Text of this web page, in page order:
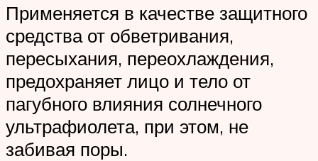
Применяется в качестве защитного
средства от обветривания,
пересыхания, переохлаждения,
предохраняет лицо и тело от
пагубного влияния солнечного
ультрафиолета, при этом, не
забивая поры.